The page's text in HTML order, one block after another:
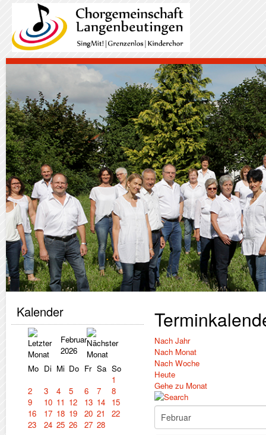
Kalender
Februar
2026
Mo Di Mi Do Fr Sa So
1
2
3 4 5 6 7
8
9
10 11 12 13 14
15
16
17 18 19 20 21
22
23
24 25 26 27 28
Nach Jahr
Nach Monat
Nach Woche
Heute
Gehe zu Monat